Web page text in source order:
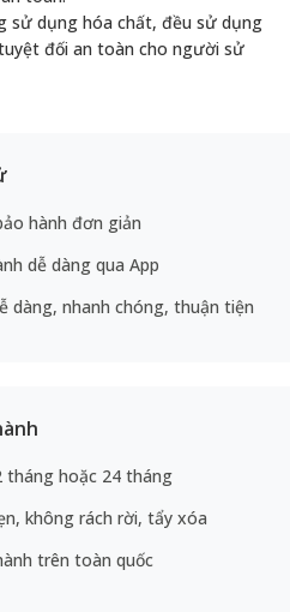
sử dụng hóa chất, đều sử dụng
đối an toàn cho người sử
hành đơn giản
dễ dàng qua App
dàng, nhanh chóng, thuận tiện
tháng hoặc 24 tháng
không rách rời, tẩy xóa
trên toàn quốc